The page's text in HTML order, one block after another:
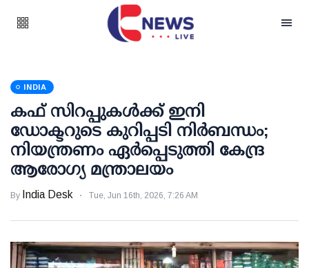
INDIA
കഫ് സിറപ്പുകള്‍ക്ക് ഇനി
ഡോക്ടറുടെ കുറിപ്പടി നിര്‍ബന്ധം;
നിയന്ത്രണം ഏര്‍പ്പെടുത്തി കേന്ദ്ര
ആരോഗ്യ മന്ത്രാലയം
By India Desk Tue, Jun 16th, 2026, 7:26 AM